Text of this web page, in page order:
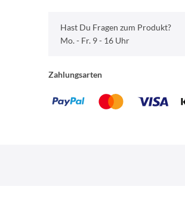
Hast Du Fragen zum Produkt?
Mo. - Fr. 9 - 16 Uhr
Zahlungsarten